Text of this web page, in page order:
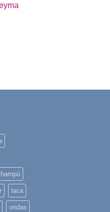
laca
ondas